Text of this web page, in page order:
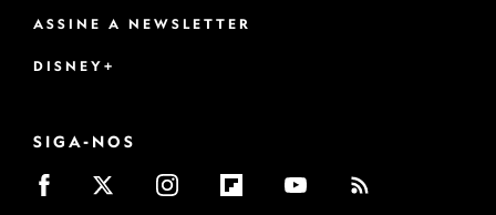
ASSINE A NEWSLETTER
DISNEY+
SIGA-NOS